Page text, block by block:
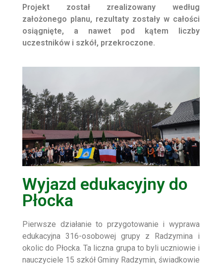
Projekt został zrealizowany według
założonego planu, rezultaty zostały w całości
osiągnięte, a nawet pod kątem liczby
uczestników i szkół, przekroczone.
Wyjazd edukacyjny do
Płocka
Pierwsze działanie to przygotowanie i wyprawa
edukacyjna 316-osobowej grupy z Radzymina i
okolic do Płocka. Ta liczna grupa to byli uczniowie i
nauczyciele 15 szkół Gminy Radzymin, świadkowie